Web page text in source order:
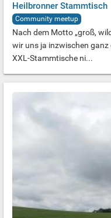
Heilbronner Stammtisch
Community meetup
Nach dem Motto „groß,
wir uns ja inzwischen
XXL-Stammtische ni...